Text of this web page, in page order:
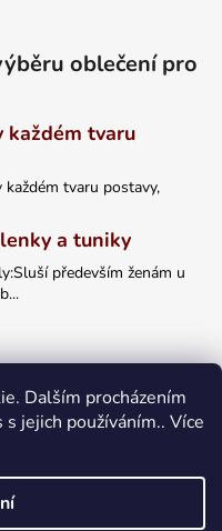
Dalším procházením
jejich používáním.. Více
oblečení pro
každém tvaru
tvaru postavy,
a tuniky
především ženám u